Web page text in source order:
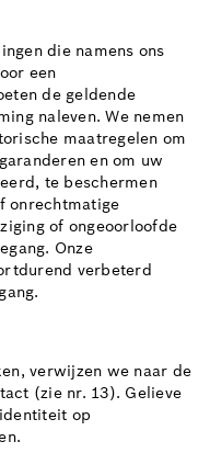
die namens ons
een
de geldende
naleven. We nemen
maatregelen om
en om uw
te beschermen
onrechtmatige
of ongeoorloofde
Onze
verbeterd
verwijzen we naar de
(zie nr. 13). Gelieve
op